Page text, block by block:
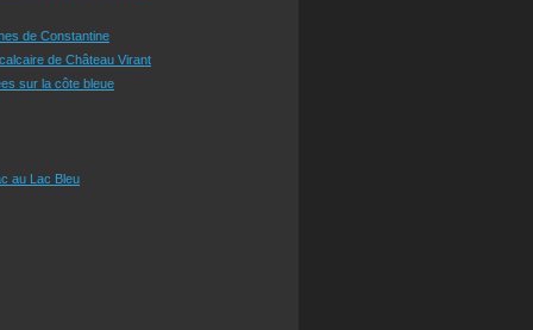
de Constantine
de Château Virant
sur la côte bleue
au Lac Bleu